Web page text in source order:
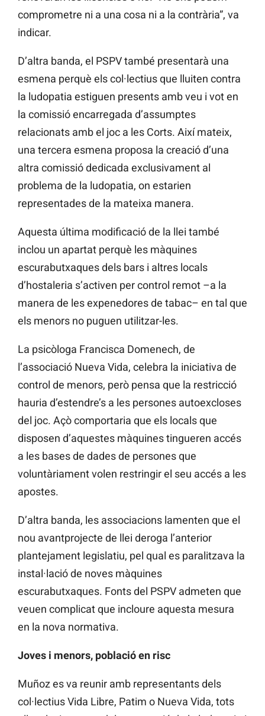
comprometre ni a una cosa ni a la contrària”, va
indicar.
D’altra banda, el PSPV també presentarà una
esmena perquè els col·lectius que lluiten contra
la ludopatia estiguen presents amb veu i vot en
la comissió encarregada d’assumptes
relacionats amb el joc a les Corts. Així mateix,
una tercera esmena proposa la creació d’una
altra comissió dedicada exclusivament al
problema de la ludopatia, on estarien
representades de la mateixa manera.
Aquesta última modificació de la llei també
inclou un apartat perquè les màquines
escurabutxaques dels bars i altres locals
d’hostaleria s’activen per control remot –a la
manera de les expenedores de tabac– en tal que
els menors no puguen utilitzar-les.
La psicòloga Francisca Domenech, de
l’associació Nueva Vida, celebra la iniciativa de
control de menors, però pensa que la restricció
hauria d’estendre’s a les persones autoexcloses
del joc. Açò comportaria que els locals que
disposen d’aquestes màquines tingueren accés
a les bases de dades de persones que
voluntàriament volen restringir el seu accés a les
apostes.
D’altra banda, les associacions lamenten que el
nou avantprojecte de llei deroga l’anterior
plantejament legislatiu, pel qual es paralitzava la
instal·lació de noves màquines
escurabutxaques. Fonts del PSPV admeten que
veuen complicat que incloure aquesta mesura
en la nova normativa.
Joves i menors, població en risc
Muñoz es va reunir amb representants dels
col·lectius Vida Libre, Patim o Nueva Vida, tots